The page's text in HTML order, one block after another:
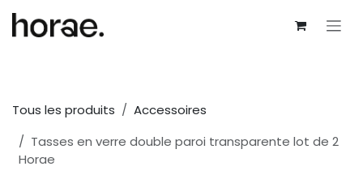
Tous les produits
Accessoires
Tasses en verre double paroi transparente lot de 2
Horae